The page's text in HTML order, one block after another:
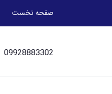
صفحه نخست
09928883302